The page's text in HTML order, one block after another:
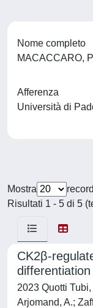
Nome completo
MACACCARO,
Afferenza
Università di
Mostra
Risultati 1 - 5 di 5
CK2β-
2023 Quotti
Arjomand, A.;